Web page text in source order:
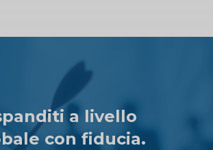
a livello
con fiducia.